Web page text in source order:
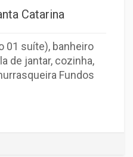
Catarina
01 suíte), banheiro
de jantar, cozinha,
Fundos